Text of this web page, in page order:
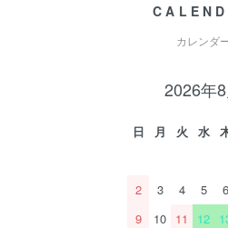
カレンダ
2026年8
日 月 火 水
2
3 4 5 6
9
10 11 12